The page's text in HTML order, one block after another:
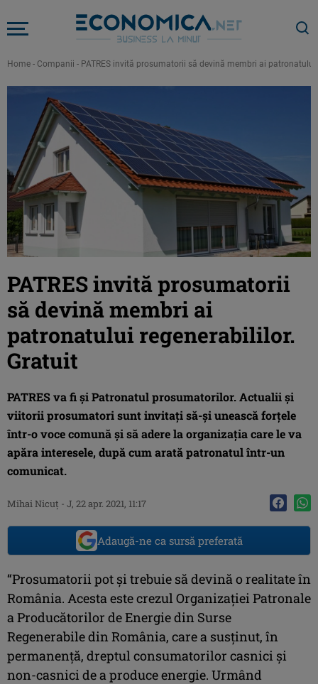
Home - Companii - PATRES invită prosumatorii să devină membri ai
PATRES invită prosumatorii
să devină membri ai
patronatului regenerabililor.
Gratuit
PATRES va fi și Patronatul prosumatorilor. Actualii și
viitorii prosumatori sunt invitați să-și unească forțele
într-o voce comună și să adere la organizația care le va
apăra interesele, după cum arată patronatul într-un
comunicat.
Mihai Nicuţ - J, 22 apr. 2021, 11:17
Adaugă-ne ca sursă preferată
“Prosumatorii pot și trebuie să devină o realitate în
România. Acesta este crezul Organizaţiei Patronale
a Producătorilor de Energie din Surse
Regenerabile din România, care a susținut, în
permanență, dreptul consumatorilor casnici și
non-casnici de a produce energie. Urmând